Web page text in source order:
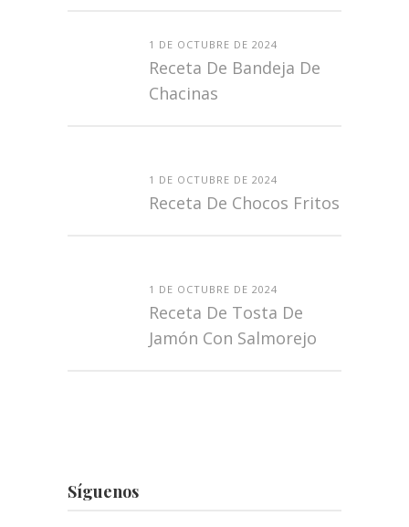
1 DE OCTUBRE DE 2024
Receta De Bandeja De
Chacinas
1 DE OCTUBRE DE 2024
Receta De Chocos Fritos
1 DE OCTUBRE DE 2024
Receta De Tosta De
Jamón Con Salmorejo
Síguenos